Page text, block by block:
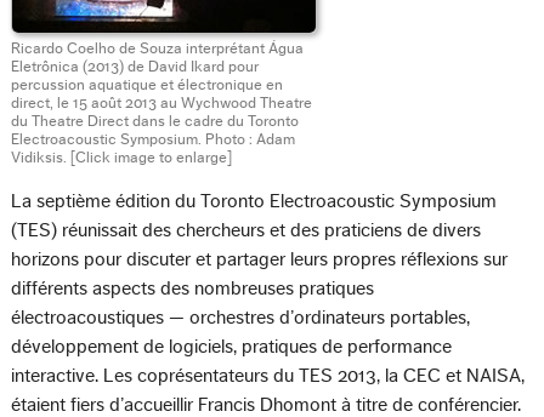
Ricardo Coelho de Souza interprétant Água
Eletrônica (2013) de David Ikard pour
percussion aquatique et électronique en
direct, le 15 août 2013 au Wychwood Theatre
du Theatre Direct dans le cadre du Toronto
Electroacoustic Symposium. Photo : Adam
Vidiksis.
[Click image to enlarge]
La septième édition du Toronto Electroacoustic Symposium
(TES) réunissait des chercheurs et des praticiens de divers
horizons pour discuter et partager leurs propres réflexions sur
différents aspects des nombreuses pratiques
électroacoustiques — orchestres d’ordinateurs portables,
développement de logiciels, pratiques de performance
interactive. Les coprésentateurs du TES 2013, la CEC et NAISA,
étaient fiers d’accueillir Francis Dhomont à titre de conférencier.